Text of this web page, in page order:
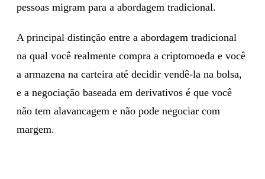
pessoas migram para a abordagem tradicional.
A principal distinção entre a abordagem tradicional
na qual você realmente compra a criptomoeda e você
a armazena na carteira até decidir vendê-la na bolsa,
e a negociação baseada em derivativos é que você
não tem alavancagem e não pode negociar com
margem.